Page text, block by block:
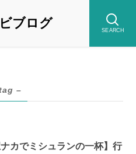
ブログ SEARCH
–
ナカでミシュランの一杯】行